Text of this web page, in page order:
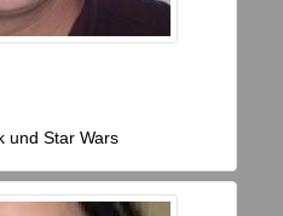
und Star Wars